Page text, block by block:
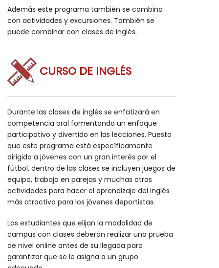
Además este programa también se combina
con actividades y excursiones. También se
puede combinar con clases de inglés.
CURSO DE INGLÉS
Durante las clases de inglés se enfatizará en
competencia oral fomentando un enfoque
participativo y divertido en las lecciones. Puesto
que este programa está específicamente
dirigido a jóvenes con un gran interés por el
fútbol, dentro de las clases se incluyen juegos de
equipo, trabajo en parejas y muchas otras
actividades para hacer el aprendizaje del inglés
más atractivo para los jóvenes deportistas.
Los estudiantes que elijan la modalidad de
campus con clases deberán realizar una prueba
de nivel online antes de su llegada para
garantizar que se le asigna a un grupo